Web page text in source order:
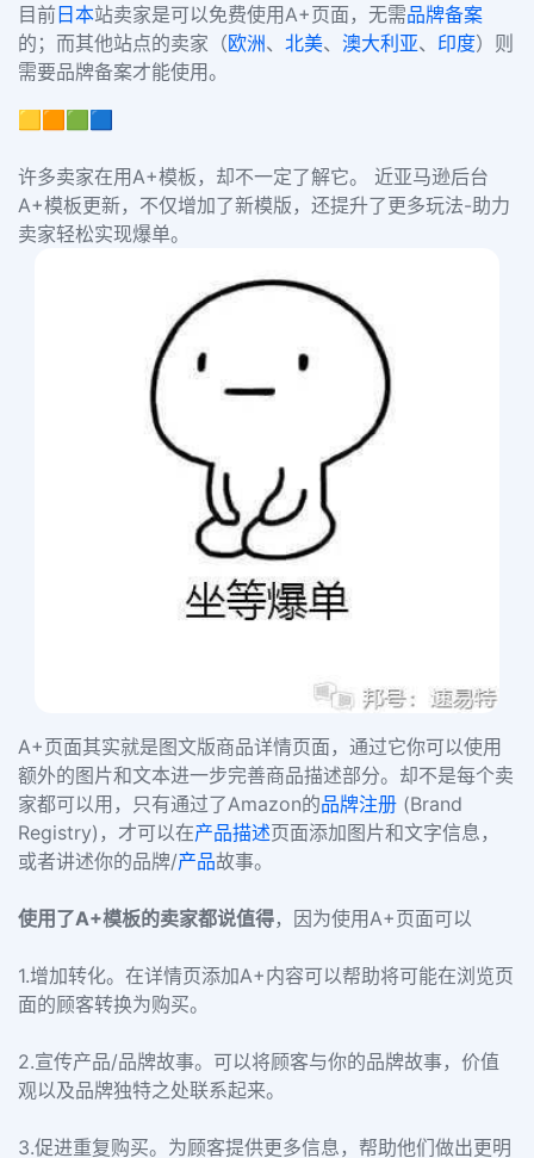
目前日本站卖家是可以免费使用A+页面，无需品牌备案
的；而其他站点的卖家（欧洲、 北美、 澳大利亚、 印度）则
需要品牌备案才能使用。
🟨🟧🟩🟦
许多卖家在用A+模板，却不一定了解它。 近亚马逊后台
A+模板更新，不仅增加了新模版，还提升了更多玩法-助力
卖家轻松实现爆单。
A+页面其实就是图文版商品详情页面，通过它你可以使用
额外的图片和文本进一步完善商品描述部分。却不是每个卖
家都可以用，只有通过了Amazon的品牌注册 (Brand
Registry)，才可以在产品描述页面添加图片和文字信息，
或者讲述你的品牌/产品故事。
使用了A+模板的卖家都说值得，因为使用A+页面可以
1.增加转化。在详情页添加A+内容可以帮助将可能在浏览页
面的顾客转换为购买。
2.宣传产品/品牌故事。可以将顾客与你的品牌故事，价值
观以及品牌独特之处联系起来。
3.促进重复购买。为顾客提供更多信息，帮助他们做出更明